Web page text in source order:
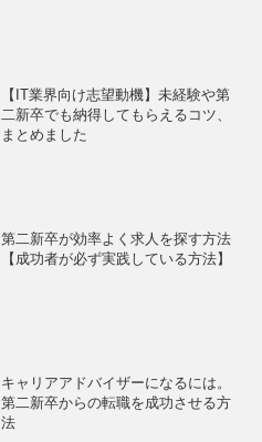
【IT業界向け志望動機】未経験や第
二新卒でも納得してもらえるコツ、
まとめました
第二新卒が効率よく求人を探す方法
【成功者が必ず実践している方法】
キャリアアドバイザーになるには。
第二新卒からの転職を成功させる方
法